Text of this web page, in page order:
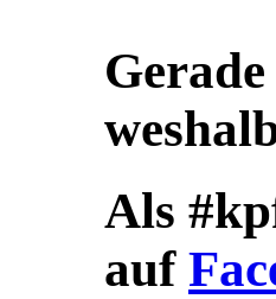
Als
auf